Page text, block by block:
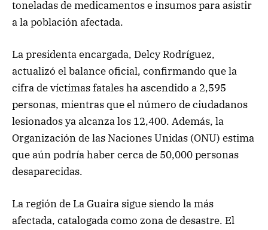
toneladas de medicamentos e insumos para asistir
a la población afectada.
La presidenta encargada, Delcy Rodríguez,
actualizó el balance oficial, confirmando que la
cifra de víctimas fatales ha ascendido a 2,595
personas, mientras que el número de ciudadanos
lesionados ya alcanza los 12,400. Además, la
Organización de las Naciones Unidas (ONU) estima
que aún podría haber cerca de 50,000 personas
desaparecidas.
La región de La Guaira sigue siendo la más
afectada, catalogada como zona de desastre. El